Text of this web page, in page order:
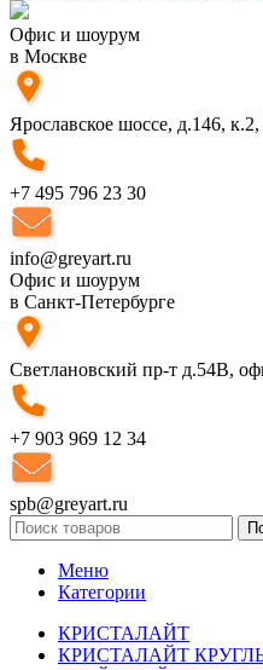
Офис и шоурум
в Москве
Ярославское шоссе, д.146,
+7 495 796 23 30
info@greyart.ru
Офис и шоурум
в Санкт-Петербурге
Светлановский пр-т д.54В,
+7 903 969 12 34
spb@greyart.ru
Меню
Категории
КРИСТАЛАЙТ
КРИСТАЛАЙТ